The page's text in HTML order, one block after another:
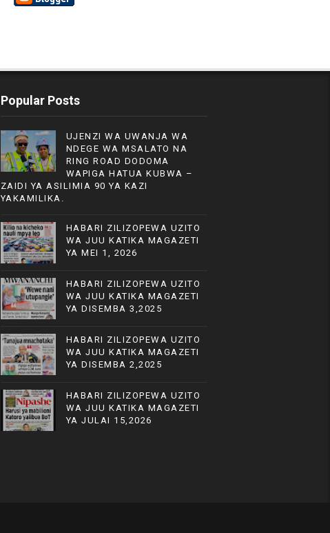
Popular Posts
UJENZI WA UWANJA WA
NDEGE WA MSALATO NA
RING ROAD DODOMA
WAPIGA HATUA KUBWA –
ZAIDI YA ASILIMIA 90 YA KAZI
YAKAMILIKA.
HABARI ZILIZOPEWA UZITO
WA JUU KATIKA MAGAZETI
YA MEI 1, 2026
HABARI ZILIZOPEWA UZITO
WA JUU KATIKA MAGAZETI
YA DISEMBA 3,2025
HABARI ZILIZOPEWA UZITO
WA JUU KATIKA MAGAZETI
YA DISEMBA 2,2025
HABARI ZILIZOPEWA UZITO
WA JUU KATIKA MAGAZETI
YA JULAI 15,2026